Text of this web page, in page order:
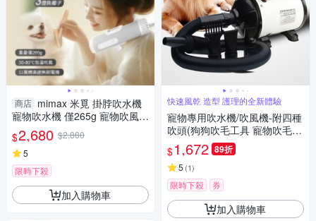
商店 mimax 米覓 掛脖吹水機
寵物吹水機 僅265g 寵物吹風機
3億負離子 寵物烘乾 手持 支架
掛脖 多用
$2,680 $2,880
5
限時下殺
加入購物車
快速風乾 造型 護理的全新體驗
寵物專用吹水機/吹風機-附四種
吹頭(狗狗吹毛工具 寵物吹毛
寵物烘乾)
$1,672 89折
5 (1)
限時下殺 券
加入購物車